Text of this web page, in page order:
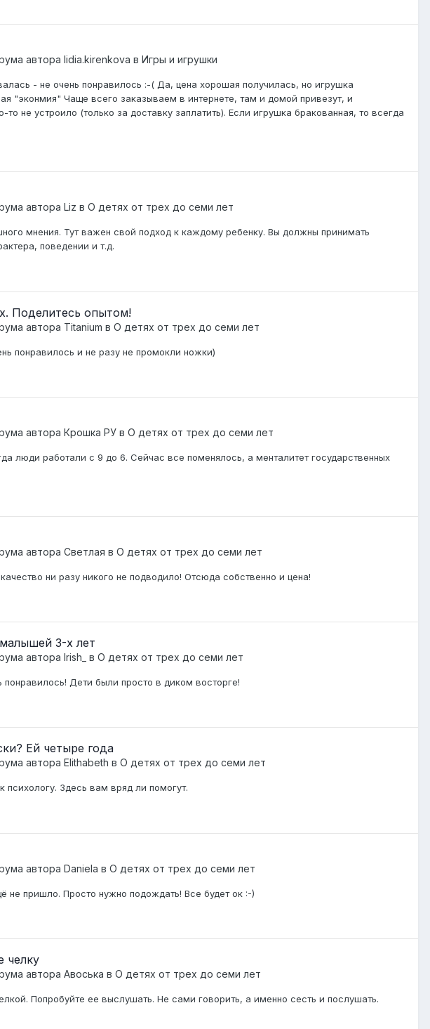
автора lidia.kirenkova в Игры и игрушки
- не очень понравилось :-( Да, цена хорошая получилась, но игрушка
"эконмия" Чаще всего заказываем в интернете, там и домой привезут, и
не устроило (только за доставку заплатить). Если игрушка бракованная, то всегда
автора Liz в О детях от трех до семи лет
мнения. Тут важен свой подход к каждому ребенку. Вы должны принимать
поведении и т.д.
Поделитесь опытом!
автора Titanium в О детях от трех до семи лет
понравилось и не разу не промокли ножки)
автора Крошка РУ в О детях от трех до семи лет
люди работали с 9 до 6. Сейчас все поменялось, а менталитет государственных
автора Светлая в О детях от трех до семи лет
ни разу никого не подводило! Отсюда собственно и цена!
3-х лет
автора Irish_ в О детях от трех до семи лет
Дети были просто в диком восторге!
Ей четыре года
автора Elithabeth в О детях от трех до семи лет
Здесь вам вряд ли помогут.
автора Daniela в О детях от трех до семи лет
не пришло. Просто нужно подождать! Все будет ок :-)
челку
автора Авоська в О детях от трех до семи лет
Попробуйте ее выслушать. Не сами говорить, а именно сесть и послушать.